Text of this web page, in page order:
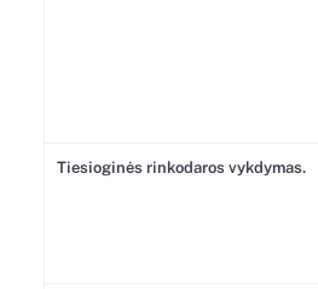
Tiesioginės rinkodaros vykdymas.